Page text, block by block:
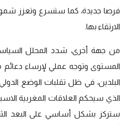
فرصا جديدة، كما ستسرع وتعزز
الارتقاء بها.
من جهة أخرى، شدد المحلل
المستوى وتوجه عملي لإرساء دعائم
البلدين، في ظل تقلبات الوضع
الذي سيحكم العلاقات المغربية
ستركز بشكل أساسي على البعد